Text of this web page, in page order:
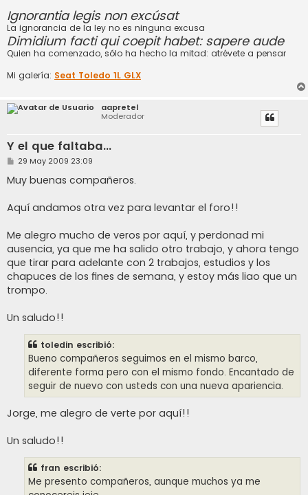
Ignorantia legis non excúsat
La ignorancia de la ley no es ninguna excusa
Dimidium facti qui coepit habet: sapere aude
Quien ha comenzado, sólo ha hecho la mitad: atrévete a pensar
Mi galería: Seat Toledo 1L GLX
aapretel
Moderador
Y el que faltaba...
M
n
s
j
e
29 May 2009 23:09
Muy buenas compañeros.
Aquí andamos otra vez para levantar el foro!!
Me alegro mucho de veros por aquí, y perdonad mi
ausencia, ya que me ha salido otro trabajo, y ahora tengo
que tirar para adelante con 2 trabajos, estudios y los
chapuces de los fines de semana, y estoy más liao que un
trompo.
Un saludo!!
toledin escribió:
Bueno compañeros seguimos en el mismo barco,
diferente forma pero con el mismo fondo. Encantado de
seguir de nuevo con usteds con una nueva apariencia.
Jorge, me alegro de verte por aquí!!
Un saludo!!
fran escribió:
Me presento compañeros, aunque muchos ya me